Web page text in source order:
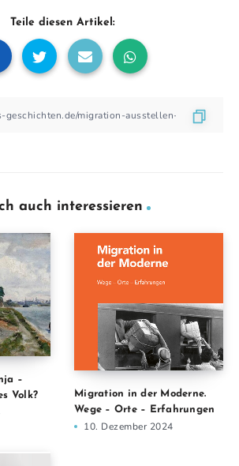
Teile diesen Artikel:
auch interessieren
–
Volk?
Migration in der Moderne.
Wege – Orte – Erfahrungen
10. Dezember 2024